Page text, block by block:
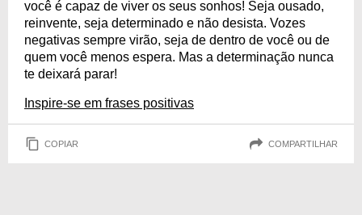
você é capaz de viver os seus sonhos! Seja ousado,
reinvente, seja determinado e não desista. Vozes
negativas sempre virão, seja de dentro de você ou de
quem você menos espera. Mas a determinação nunca
te deixará parar!
Inspire-se em frases positivas
COPIAR COMPARTILHAR